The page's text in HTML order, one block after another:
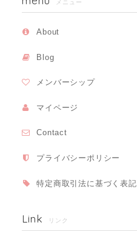
メニュー
About
Blog
メンバーシップ
マイページ
Contact
プライバシーポリシー
特定商取引法に基づく表記
Link リンク